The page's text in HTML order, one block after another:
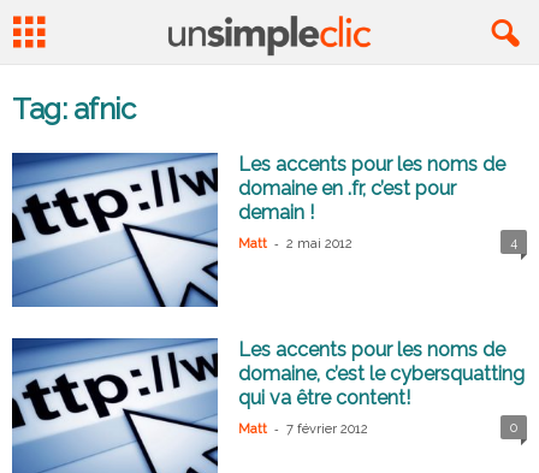
Tag: afnic
Les accents pour les noms de
domaine en .fr, c’est pour
demain !
Matt - 2 mai 2012 4
Les accents pour les noms de
domaine, c’est le cybersquatting
qui va être content!
Matt - 7 février 2012 0